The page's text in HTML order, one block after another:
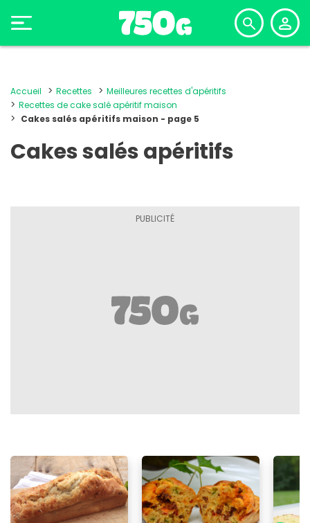
Accueil Recettes
Meilleures recettes d'apéritifs
Recettes de cake salé apéritif maison
Cakes salés apéritifs maison - page 5
Cakes salés apéritifs